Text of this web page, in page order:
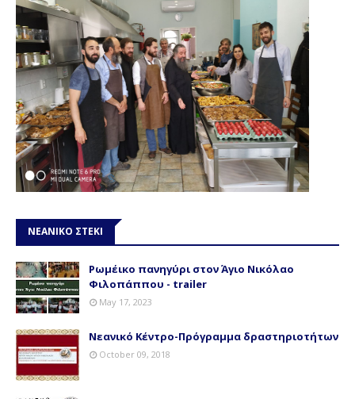
ΝΕΑΝΙΚΟ ΣΤΕΚΙ
Ρωμέικο πανηγύρι στον Άγιο Νικόλαο
Φιλοπάππου - trailer
May 17, 2023
Νεανικό Κέντρο-Πρόγραμμα δραστηριοτήτων
October 09, 2018